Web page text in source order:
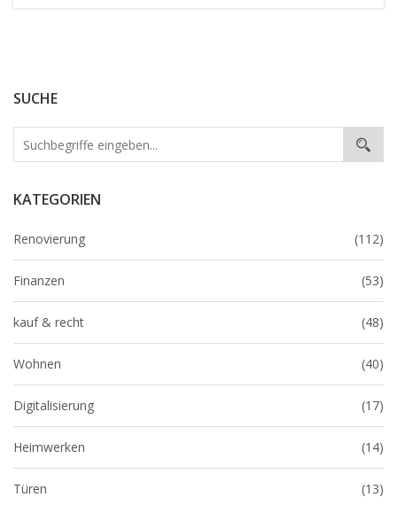
SUCHE
KATEGORIEN
Renovierung (112)
Finanzen (53)
kauf & recht (48)
Wohnen (40)
Digitalisierung (17)
Heimwerken (14)
Türen (13)